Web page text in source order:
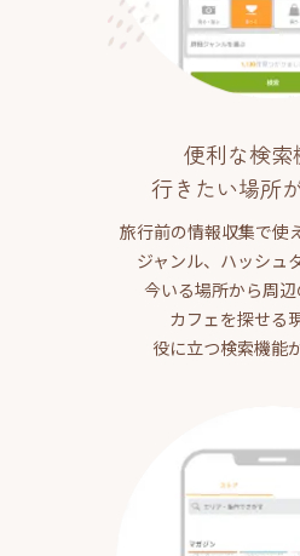
便利な検索
行きたい場所
旅行前の情報収集で使
ジャンル、ハッシュ
今いる場所から周
カフェを探せる
役に立つ検索機能